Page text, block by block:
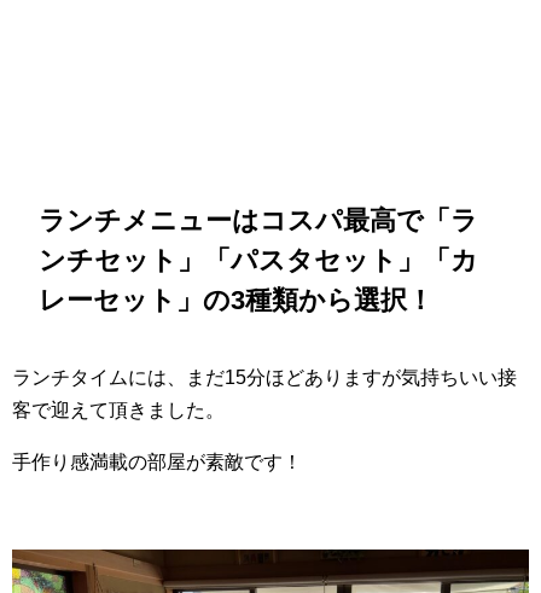
ランチメニューはコスパ最高で「ラ
ンチセット」「パスタセット」「カ
レーセット」の3種類から選択！
ランチタイムには、まだ15分ほどありますが気持ちいい接
客で迎えて頂きました。
手作り感満載の部屋が素敵です！